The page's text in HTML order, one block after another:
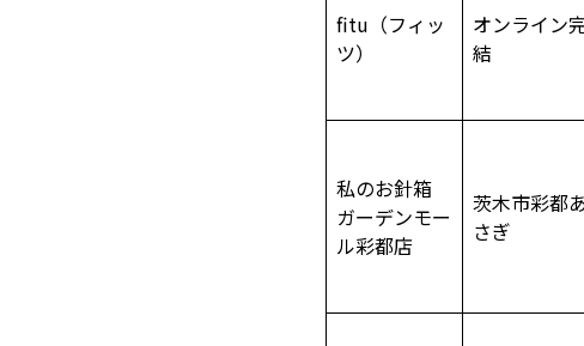
fitu（フィッ
ツ）
オンライン
結
私のお針箱
ガーデンモー
ル彩都店
茨木市彩都
さぎ